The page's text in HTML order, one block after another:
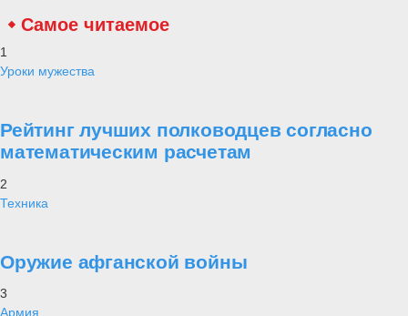
Самое читаемое
1
Уроки мужества
Рейтинг лучших полководцев согласно
математическим расчетам
2
Техника
Оружие афганской войны
3
Армия